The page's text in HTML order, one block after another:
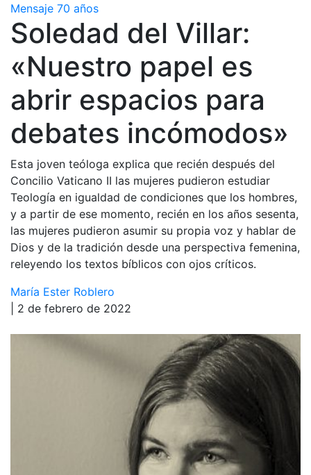
Mensaje 70 años
Soledad del Villar:
«Nuestro papel es
abrir espacios para
debates incómodos»
Esta joven teóloga explica que recién después del
Concilio Vaticano II las mujeres pudieron estudiar
Teología en igualdad de condiciones que los hombres,
y a partir de ese momento, recién en los años sesenta,
las mujeres pudieron asumir su propia voz y hablar de
Dios y de la tradición desde una perspectiva femenina,
releyendo los textos bíblicos con ojos críticos.
María Ester Roblero
| 2 de febrero de 2022